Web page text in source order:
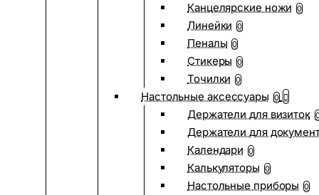
Канцелярские ножи 0
Линейки 0
Пеналы 0
Стикеры 0
Точилки 0
Настольные аксессуары 0
Держатели для визиток
Держатели для
Календари 0
Калькуляторы 0
Настольные приборы 0